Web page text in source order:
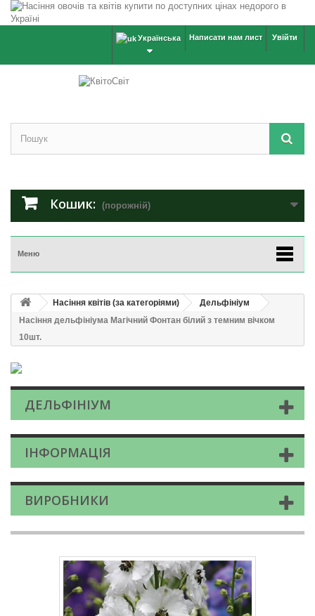
Увійти
Написати нам лист
Українська
Кошик: (порожній)
Меню
Насіння квітів (за категоріями)
Дельфініум
Насіння дельфініума Магічний Фонтан білий з темним вічком
10шт.
ДЕЛЬФІНІУМ
ІНФОРМАЦІЯ
ВИРОБНИКИ